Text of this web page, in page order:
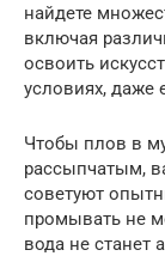
найдете
включая
освоить
условиях, даже
Чтобы плов в
рассыпчатым,
советуют
промывать не
вода не станет